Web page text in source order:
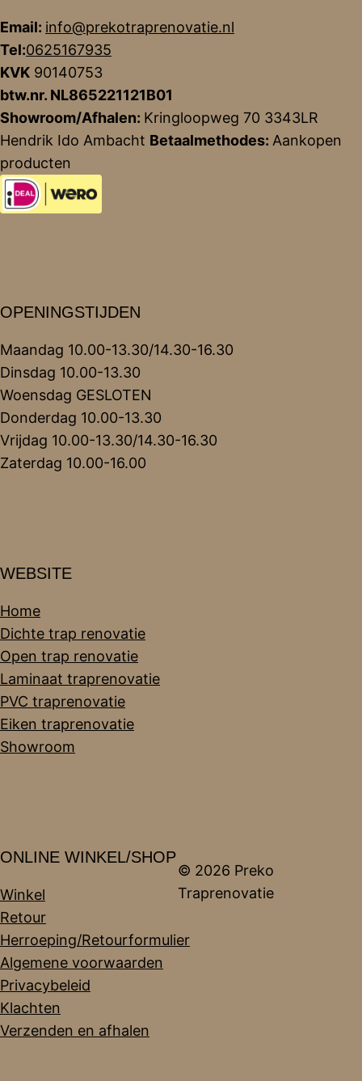
Email: info@prekotraprenovatie.nl
Tel:0625167935
KVK 90140753
btw.nr. NL865221121B01
Showroom/Afhalen: Kringloopweg 70 3343LR
Hendrik Ido Ambacht Betaalmethodes: Aankopen
producten
OPENINGSTIJDEN
Maandag 10.00-13.30/14.30-16.30
Dinsdag 10.00-13.30
Woensdag GESLOTEN
Donderdag 10.00-13.30
Vrijdag 10.00-13.30/14.30-16.30
Zaterdag 10.00-16.00
WEBSITE
Home
Dichte trap renovatie
Open trap renovatie
Laminaat traprenovatie
PVC traprenovatie
Eiken traprenovatie
Showroom
ONLINE WINKEL/SHOP
Winkel
Retour
Herroeping/Retourformulier
Algemene voorwaarden
Privacybeleid
Klachten
Verzenden en afhalen
© 2026 Preko
Traprenovatie